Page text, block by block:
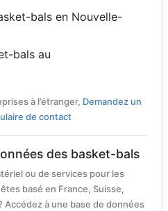
bals en Nouvelle-
bals au
à l’étranger, Demandez un
de contact
des basket-bals
ou de services pour les
basé en France, Suisse,
Accédez à une base de données